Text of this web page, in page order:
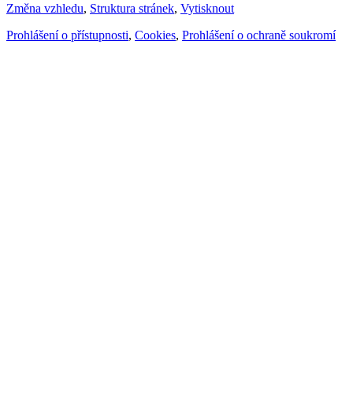
Změna vzhledu, Struktura stránek, Vytisknout
Prohlášení o přístupnosti, Cookies, Prohlášení o ochraně soukromí